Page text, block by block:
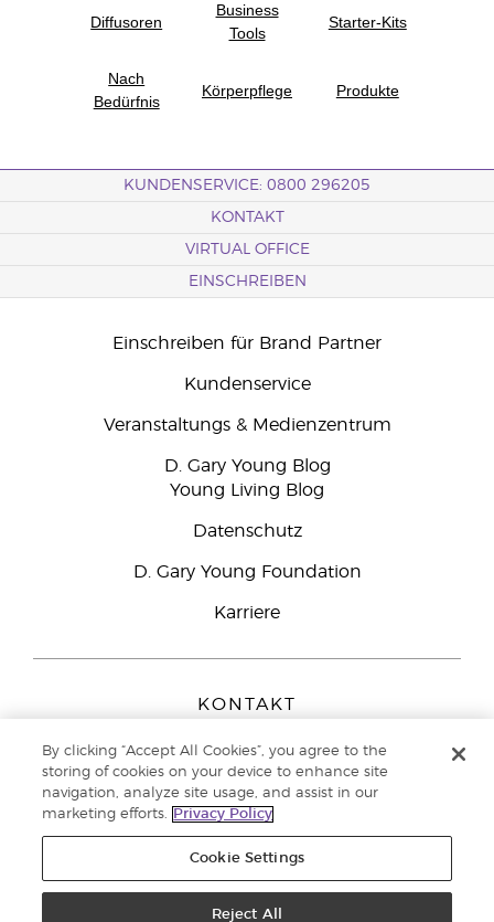
Diffusoren
Business
Tools
Starter-Kits
Nach
Bedürfnis
Körperpflege Produkte
KUNDENSERVICE: 0800 296205
KONTAKT
VIRTUAL OFFICE
EINSCHREIBEN
Einschreiben für Brand Partner
Kundenservice
Veranstaltungs & Medienzentrum
D. Gary Young Blog
Young Living Blog
Datenschutz
D. Gary Young Foundation
Karriere
KONTAKT
Peizerweg 97
9727 AJ Groningen
Netherlands
Kundenservice:0800-296205
Datenschutzerklärung
By clicking “Accept All Cookies”, you agree to the
storing of cookies on your device to enhance site
navigation, analyze site usage, and assist in our
marketing efforts.
Privacy Policy
Cookie Settings
Reject All